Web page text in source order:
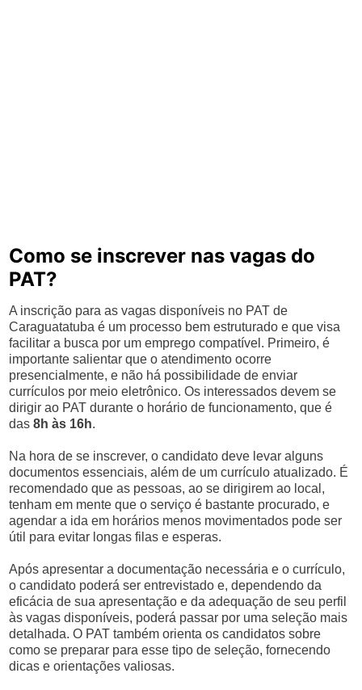
Como se inscrever nas vagas do
PAT?
A inscrição para as vagas disponíveis no PAT de
Caraguatatuba é um processo bem estruturado e que visa
facilitar a busca por um emprego compatível. Primeiro, é
importante salientar que o atendimento ocorre
presencialmente, e não há possibilidade de enviar
currículos por meio eletrônico. Os interessados devem se
dirigir ao PAT durante o horário de funcionamento, que é
das8h às 16h.
Na hora de se inscrever, o candidato deve levar alguns
documentos essenciais, além de um currículo atualizado. É
recomendado que as pessoas, ao se dirigirem ao local,
tenham em mente que o serviço é bastante procurado, e
agendar a ida em horários menos movimentados pode ser
útil para evitar longas filas e esperas.
Após apresentar a documentação necessária e o currículo,
o candidato poderá ser entrevistado e, dependendo da
eficácia de sua apresentação e da adequação de seu perfil
às vagas disponíveis, poderá passar por uma seleção mais
detalhada. O PAT também orienta os candidatos sobre
como se preparar para esse tipo de seleção, fornecendo
dicas e orientações valiosas.